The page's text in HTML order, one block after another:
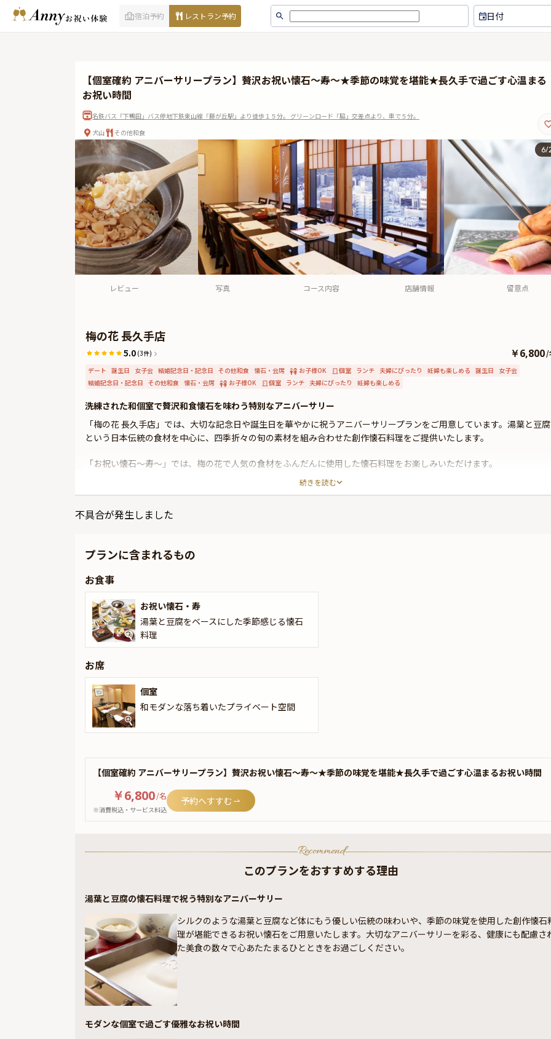
宿泊予約 レストラン予約 日付
【個室確約 アニバーサリープラン】贅沢お祝い懐石～寿～★季節の味覚を堪能★長久手で過ごす心温まる
お祝い時間
名鉄バス「下鴨田」バス停地下鉄東山線「藤が丘駅」より徒歩１５分。 グリーンロード「脇」交差点より、車で５分。
犬山
その他和食
6/
レビュー 写真 コース内容 店舗情報 留意点
梅の花 長久手店
5.0 (3件) ￥6,800/
デート 誕生日 女子会 結婚記念日・記念日 その他和食 懐石・会席 お子様OK 個室 ランチ 夫婦にぴったり 妊婦も楽しめる 誕生日
女子会
結婚記念日・記念日 その他和食 懐石・会席 お子様OK 個室 ランチ 夫婦にぴったり 妊婦も楽しめる
洗練された和個室で贅沢和食懐石を味わう特別なアニバーサリー
「梅の花 長久手店」では、大切な記念日や誕生日を華やかに祝うアニバーサリープランをご用意しています。湯葉と豆腐
という日本伝統の食材を中心に、四季折々の旬の素材を組み合わせた創作懐石料理をご提供いたします。
「お祝い懐石～寿～」では、梅の花で人気の食材をふんだんに使用した懐石料理をお楽しみいただけます。
モダンな中にも和の粋を感じるプライベート空間で、いつまでも思い出に残る特別なひとときをお過ごしください。
続きを読む
不具合が発生しました
プランに含まれるもの
お食事
お祝い懐石・寿
湯葉と豆腐をベースにした季節感じる懐石
料理
お席
個室
和モダンな落ち着いたプライベート空間
【個室確約 アニバーサリープラン】贅沢お祝い懐石～寿～★季節の味覚を堪能★長久手で過ごす心温まるお祝い時間
￥6,800/名
※消費税込・サービス料込
予約へすすむ
Recommend
このプランをおすすめする理由
湯葉と豆腐の懐石料理で祝う特別なアニバーサリー
シルクのような湯葉と豆腐など体にもう優しい伝統の味わいや、季節の味覚を使用した創作懐石
理が堪能できるお祝い懐石をご用意いたします。大切なアニバーサリーを彩る、健康にも配慮さ
た美食の数々で心あたたまるひとときをお過ごしください。
モダンな個室で過ごす優雅なお祝い時間
広い個室でゆったりとお食事がで
きました。
妻の誕生日で利用しまし
して懐石にて贅沢を。2時
室でゆっくりと食事して
い男の方が接待してくれ